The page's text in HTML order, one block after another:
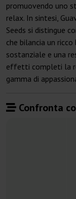
promuovendo uno
relax. In sintesi,
Seeds si distingue
che bilancia un
sostanziale e una
effetti completi la
gamma di
Confronta